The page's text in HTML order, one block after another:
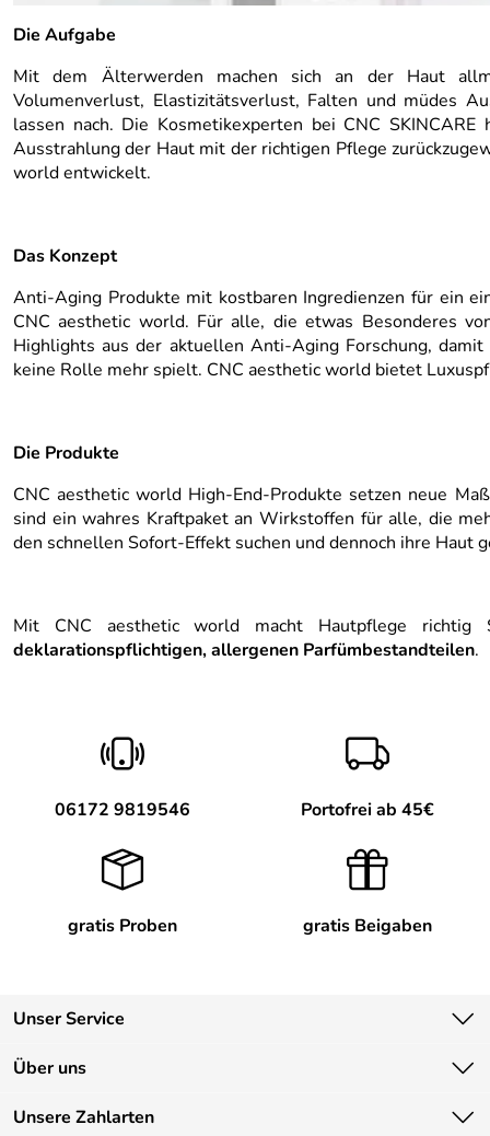
Die Aufgabe
Mit dem Älterwerden machen sich an der Haut
Volumenverlust, Elastizitätsverlust, Falten und müdes
lassen nach. Die Kosmetikexperten bei CNC
Ausstrahlung der Haut mit der richtigen Pflege
world entwickelt.
Das Konzept
Anti-Aging Produkte mit kostbaren Ingredienzen für ein
CNC aesthetic world. Für alle, die etwas Besonderes
Highlights aus der aktuellen Anti-Aging Forschung,
keine Rolle mehr spielt. CNC aesthetic world bietet
Die Produkte
CNC aesthetic world High-End-Produkte setzen neue
sind ein wahres Kraftpaket an Wirkstoffen für alle, die
den schnellen Sofort-Effekt suchen und dennoch ihre Haut
Mit CNC aesthetic world macht Hautpflege richtig
deklarationspflichtigen, allergenen Parfümbestandteilen.
06172 9819546 Portofrei ab 45€
gratis Proben gratis Beigaben
Unser Service
Kontakt
Lieferbedingungen
Über uns
Unsere Bestseller
Unsere Zahlarten